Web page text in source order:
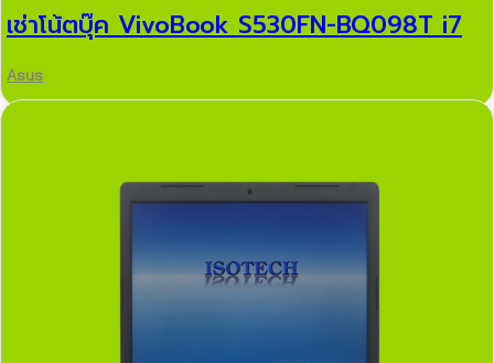
เช่าโน้ตบุ๊ค VivoBook S530FN-BQ098T i7
Asus